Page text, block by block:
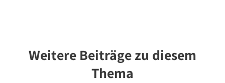
PodcastWeitere Beiträge zu diesem
Thema